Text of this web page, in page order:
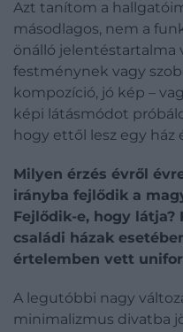
Azt tanítom a
másodlagos, nem a
önálló jelentéstartalma
festménynek vagy
kompozíció, jó kép –
képi látásmódot
hogy ettől lesz egy ház
Milyen érzés évről
irányba fejlődik a
Fejlődik-e, hogy
családi házak
értelemben vett
A legutóbbi nagy
minimalizmus divatba